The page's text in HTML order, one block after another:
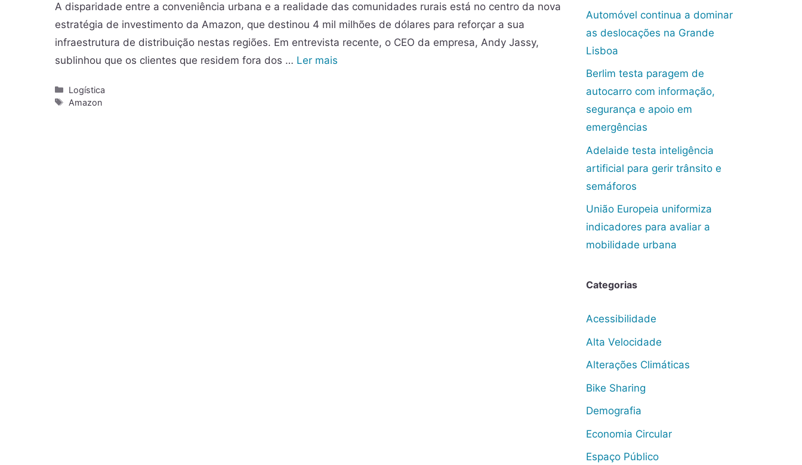
A disparidade entre a conveniência urbana e a realidade das comunidades rurais está no centro da nova
estratégia de investimento da Amazon, que destinou 4 mil milhões de dólares para reforçar a sua
infraestrutura de distribuição nestas regiões. Em entrevista recente, o CEO da empresa, Andy Jassy,
sublinhou que os clientes que residem fora dos … Ler mais
Logística
Amazon
Automóvel continua a dominar
as deslocações na Grande
Lisboa
Berlim testa paragem de
autocarro com informação,
segurança e apoio em
emergências
Adelaide testa inteligência
artificial para gerir trânsito e
semáforos
União Europeia uniformiza
indicadores para avaliar a
mobilidade urbana
Categorias
Acessibilidade
Alta Velocidade
Alterações Climáticas
Bike Sharing
Demografia
Economia Circular
Espaço Público